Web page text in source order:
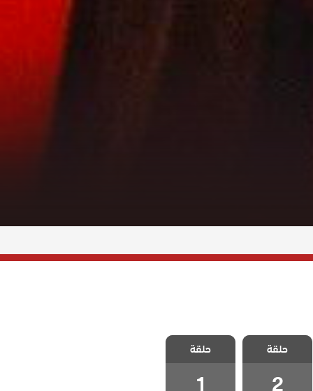
مسلسل القبيحة
الحلقة 2
حلقة
2
مسلسل القبيحة
الحلقة 1
حلقة
1